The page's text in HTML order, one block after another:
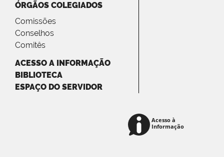
ÓRGÃOS COLEGIADOS
Comissões
Conselhos
Comitês
ACESSO A INFORMAÇÃO
BIBLIOTECA
ESPAÇO DO SERVIDOR